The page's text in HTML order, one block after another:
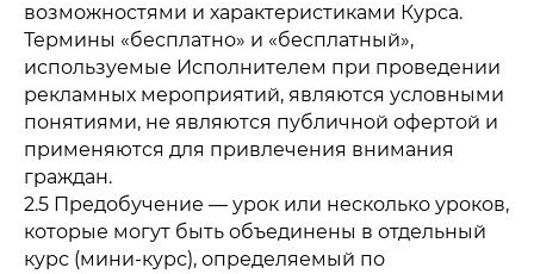
возможностями и характеристиками Курса.
Термины «бесплатно» и «бесплатный»,
используемые Исполнителем при проведении
рекламных мероприятий, являются условными
понятиями, не являются публичной офертой и
применяются для привлечения внимания
граждан.
2.5 Предобучение — урок или несколько уроков,
которые могут быть объединены в отдельный
курс (мини-курс), определяемый по